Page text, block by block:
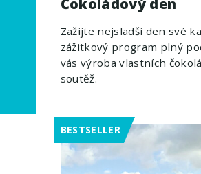
Zažijte nejsladší den své
zážitkový program plný
vás výroba vlastních
soutěž.
BESTSELLER